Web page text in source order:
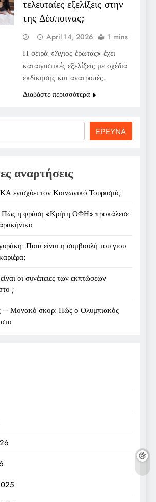
τελευταίες εξελίξεις στην
της Δέσποινας;
April 14, 2026 1 mins
Η σειρά «Άγιος έρωτας» έχει
καταιγιστικές εξελίξεις με σχέδια
εκδίκησης και ανατροπές.
Διαβάστε περισσότερα
ΕΡΕΥΝΑ
αναρτήσεις
ενισχύει τον Κοινωνικό Τουρισμό;
η φράση «Κρήτη ΟΦΗ» προκάλεσε
Ποια είναι η συμβουλή του γιου
οι συνέπειες των εκπτώσεων
;
– Μονακό σκορ: Πώς ο Ολυμπιακός